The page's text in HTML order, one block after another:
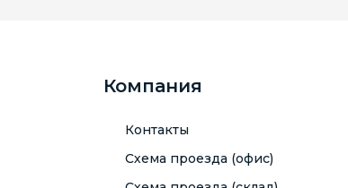
Компания
Контакты
Схема проезда (офис)